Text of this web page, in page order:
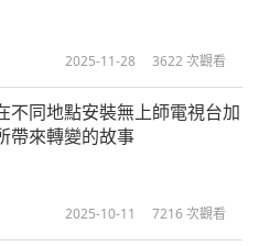
居們等等…大多是低調地
甜蜜的提醒，讓他們更加
凡，但在物質世界中，它
碎情感和平靜。世界和平
這全部的工作花費我不少
的器具與充足的時間，但
2025-11-28 3622 次觀看
不同地點安裝無上師電視台加
帶來轉變的故事
2025-10-11 7216次觀看